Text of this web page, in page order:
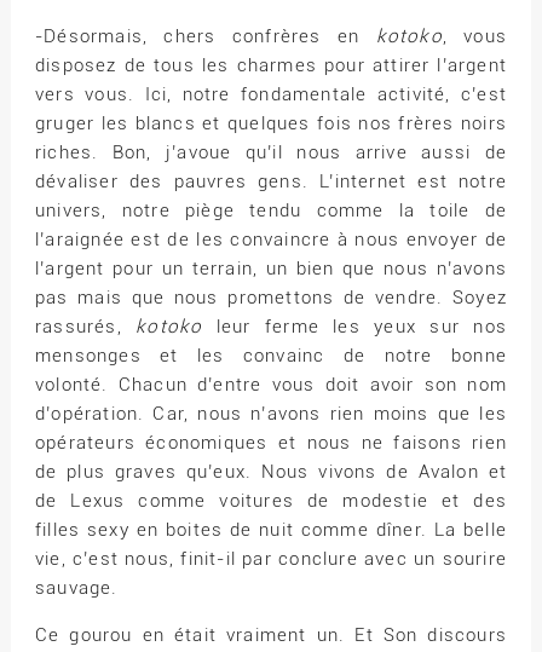
-Désormais, chers confrères en kotoko, vous
disposez de tous les charmes pour attirer l’argent
vers vous. Ici, notre fondamentale activité, c’est
gruger les blancs et quelques fois nos frères noirs
riches. Bon, j’avoue qu’il nous arrive aussi de
dévaliser des pauvres gens. L’internet est notre
univers, notre piège tendu comme la toile de
l’araignée est de les convaincre à nous envoyer de
l’argent pour un terrain, un bien que nous n’avons
pas mais que nous promettons de vendre. Soyez
rassurés, kotoko leur ferme les yeux sur nos
mensonges et les convainc de notre bonne
volonté. Chacun d’entre vous doit avoir son nom
d’opération. Car, nous n’avons rien moins que les
opérateurs économiques et nous ne faisons rien
de plus graves qu’eux. Nous vivons de Avalon et
de Lexus comme voitures de modestie et des
filles sexy en boites de nuit comme dîner. La belle
vie, c’est nous, finit-il par conclure avec un sourire
sauvage.
Ce gourou en était vraiment un. Et Son discours